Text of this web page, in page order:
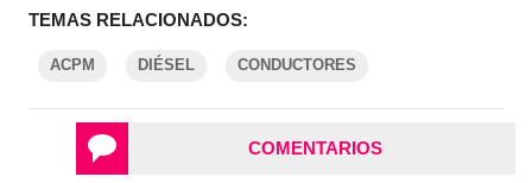
TEMAS RELACIONADOS:
ACPM DIÉSEL CONDUCTORES
COMENTARIOS